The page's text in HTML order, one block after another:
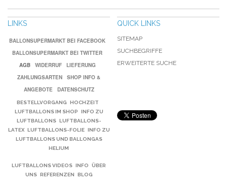
LINKS
BALLONSUPERMARKT BEI FACEBOOK
BALLONSUPERMARKT BEI TWITTER
AGB
WIDERRUF
LIEFERUNG
ZAHLUNGSARTEN
SHOP INFO &
ANGEBOTE
DATENSCHUTZ
BESTELLVORGANG
HOCHZEIT
LUFTBALLONS IM SHOP
INFO ZU
LUFTBALLONS LUFTBALLONS-
LATEX LUFTBALLONS-FOLIE INFO ZU
LUFTBALLONS UND BALLONGAS
HELIUM
LUFTBALLONS VIDEOS INFO
ÜBER
UNS REFERENZEN BLOG
QUICK LINKS
SITEMAP
SUCHBEGRIFFE
ERWEITERTE SUCHE